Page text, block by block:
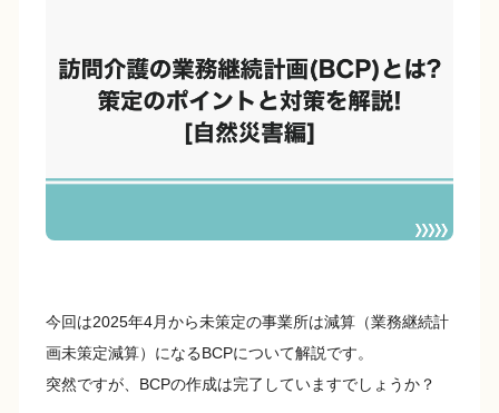
o
o
今回は2025年4月から未策定の事業所は減算（業務継続計
画未策定減算）になるBCPについて解説です。
突然ですが、BCPの作成は完了していますでしょうか？